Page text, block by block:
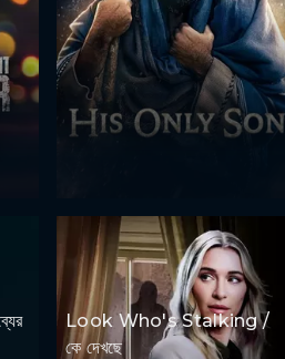
Look Who's Stalking /
কে দেখছে